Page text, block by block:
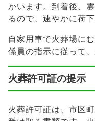
かいます。到着後、
るので、速やかに荷
自家用車で火葬場に
係員の指示に従って
火葬許可証の提示
火葬許可証は、市区